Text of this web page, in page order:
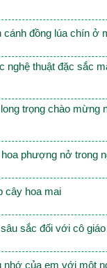
cánh đồng lúa chín ở
nghệ thuật đặc sắc
trọng chào mừng
phượng nở trong
cây hoa mai
sắc đối với cô
nhớ của em với một